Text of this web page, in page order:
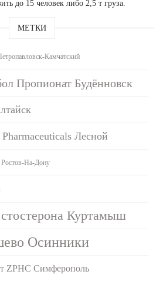
до 15 человек либо 2,5 т груза.
МЕТКИ
Камчатский
Пропионат Будённовск
Лесной
На-Дону
Куртамыш
Осинники
ZPHC Симферополь